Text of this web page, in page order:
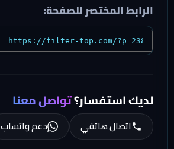
الرابط المختصر للصفحة:
لديك استفسار؟تواصل معنا
اتصال هاتفي دعم واتساب